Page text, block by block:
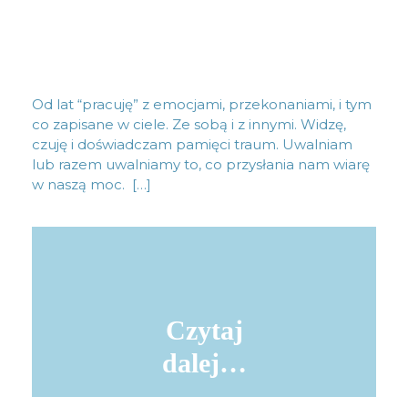
Od lat “pracuję” z emocjami, przekonaniami, i tym
co zapisane w ciele. Ze sobą i z innymi. Widzę,
czuję i doświadczam pamięci traum. Uwalniam
lub razem uwalniamy to, co przysłania nam wiarę
w naszą moc. […]
Czytaj
dalej…